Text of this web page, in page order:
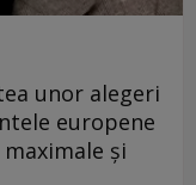
unor alegeri
europene
și